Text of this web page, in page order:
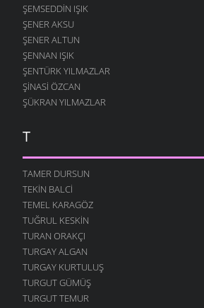
ŞEMSEDDIN IŞIK
ŞENER AKSU
ŞENER ALTUN
ŞENNAN IŞIK
ŞENTÜRK YILMAZLAR
ŞINASI ÖZCAN
ŞÜKRAN YILMAZLAR
T
TAMER DURSUN
TEKIN BALCI
TEMEL KARAGÖZ
TUĞRUL KESKIN
TURAN ORAKÇI
TURGAY ALGAN
TURGAY KURTULUŞ
TURGUT GÜMÜŞ
TURGUT TEMUR